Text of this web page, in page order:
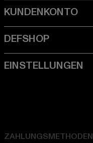
ZAHLUNGSMETHODEN